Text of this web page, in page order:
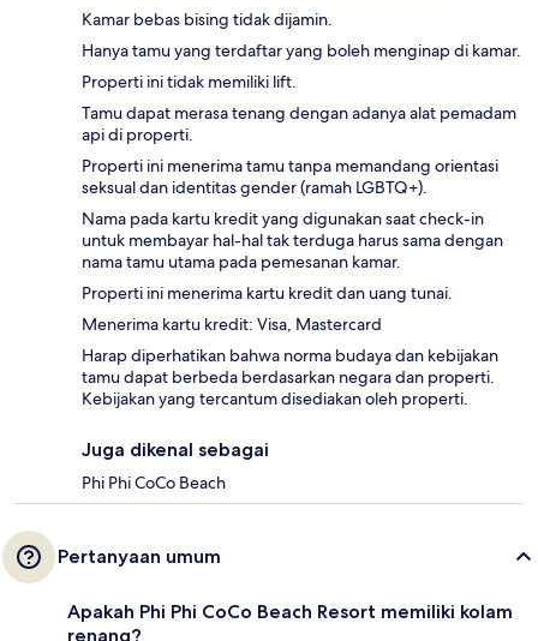
Kamar bebas bising tidak dijamin.
Hanya tamu yang terdaftar yang boleh menginap di kamar.
Properti ini tidak memiliki lift.
Tamu dapat merasa tenang dengan adanya alat pemadam
api di properti.
Properti ini menerima tamu tanpa memandang orientasi
seksual dan identitas gender (ramah LGBTQ+).
Nama pada kartu kredit yang digunakan saat check-in
untuk membayar hal-hal tak terduga harus sama dengan
nama tamu utama pada pemesanan kamar.
Properti ini menerima kartu kredit dan uang tunai.
Menerima kartu kredit: Visa, Mastercard
Harap diperhatikan bahwa norma budaya dan kebijakan
tamu dapat berbeda berdasarkan negara dan properti.
Kebijakan yang tercantum disediakan oleh properti.
Juga dikenal sebagai
Phi Phi CoCo Beach
Pertanyaan umum
Apakah Phi Phi CoCo Beach Resort memiliki kolam
renang?